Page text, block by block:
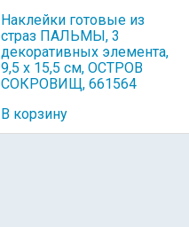
Наклейки готовые из
страз ПАЛЬМЫ, 3
декоративных элемента,
9,5 х 15,5 см, ОСТРОВ
СОКРОВИЩ, 661564
В корзину